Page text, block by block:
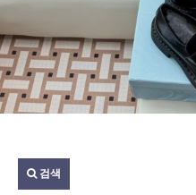
검색